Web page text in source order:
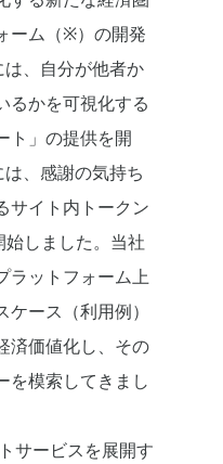
ーム（※）の開発
、自分が他者か
るかを可視化する
ト」の提供を開
、感謝の気持ち
サイト内トークン
始しました。当社
ラットフォーム上
ース（利用例）
済価値化し、その
を模索してきまし
サービスを展開す